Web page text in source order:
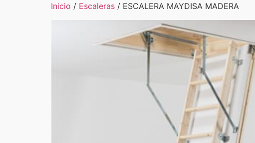
Inicio / Escaleras / ESCALERA MAYDISA MADERA